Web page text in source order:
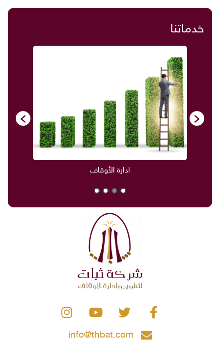
خدماتنا
ادارة الأوقاف
info@thbat.com